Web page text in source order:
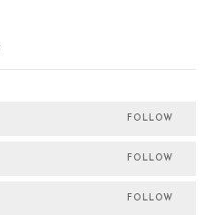
FOLLOW
FOLLOW
FOLLOW